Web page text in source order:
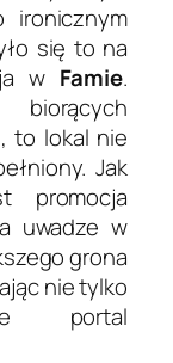
ironicznym
się to na
w Famie.
, to lokal nie
Jak
promocja
uwadze w
grona
nie tylko
portal